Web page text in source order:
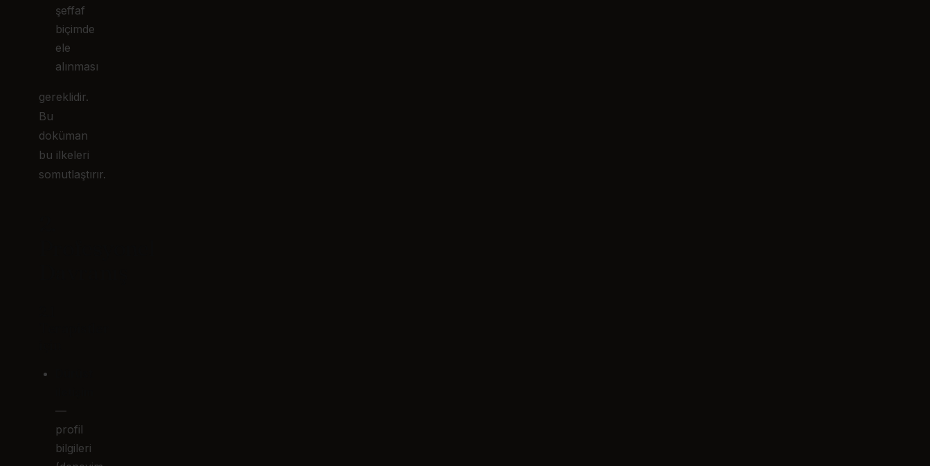
şeffaf
biçimde
ele
alınması
gereklidir.
Bu
doküman
bu ilkeleri
somutlaştırır.
—
profil
bilgileri